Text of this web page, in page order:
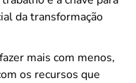
da transformação
mais com menos,
os recursos que